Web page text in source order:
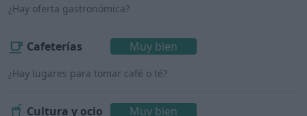
¿Hay oferta gastronómica?
Cafeterías Muy bien
¿Hay lugares para tomar café o té?
Cultura y ocio Muy bien